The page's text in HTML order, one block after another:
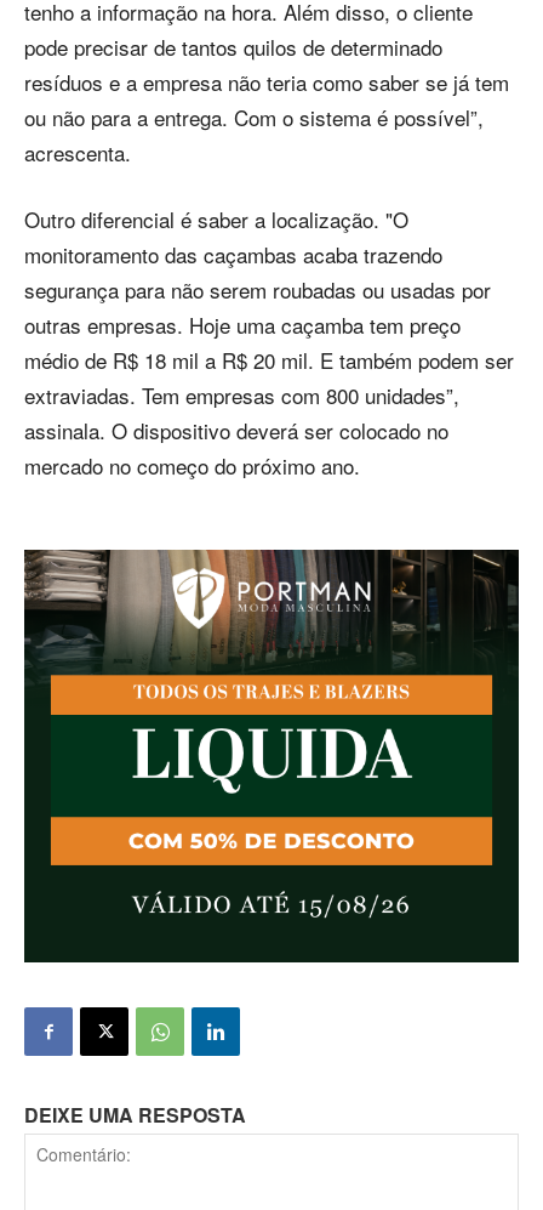
tenho a informação na hora. Além disso, o cliente
pode precisar de tantos quilos de determinado
resíduos e a empresa não teria como saber se já tem
ou não para a entrega. Com o sistema é possível”,
acrescenta.
Outro diferencial é saber a localização. "O
monitoramento das caçambas acaba trazendo
segurança para não serem roubadas ou usadas por
outras empresas. Hoje uma caçamba tem preço
médio de R$ 18 mil a R$ 20 mil. E também podem ser
extraviadas. Tem empresas com 800 unidades”,
assinala. O dispositivo deverá ser colocado no
mercado no começo do próximo ano.
DEIXE UMA RESPOSTA